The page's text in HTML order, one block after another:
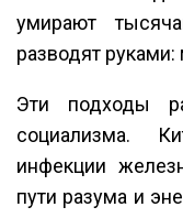
умирают
разводят руками:
Эти подходы
социализма.
инфекции
пути разума и